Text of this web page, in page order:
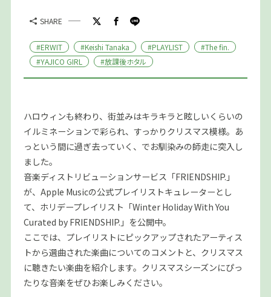
SHARE
#ERWIT #Keishi Tanaka #PLAYLIST
#The fin.
#YAJICO GIRL
#放課後ホタル
ハロウィンも終わり、街並みはキラキラと眩しいくらいの
イルミネーションで彩られ、すっかりクリスマス模様。あ
っという間に過ぎ去っていく、でお馴染みの師走に突入し
ました。
音楽ディストリビューションサービス「FRIENDSHIP.」
が、Apple Musicの公式プレイリストキュレーターとし
て、ホリデープレイリスト「Winter Holiday With You
Curated by FRIENDSHIP.」を公開中。
ここでは、プレイリストにピックアップされたアーティス
トから選曲された楽曲についてのコメントと、クリスマス
に聴きたい楽曲を紹介します。クリスマスシーズンにぴっ
たりな音楽をぜひお楽しみください。